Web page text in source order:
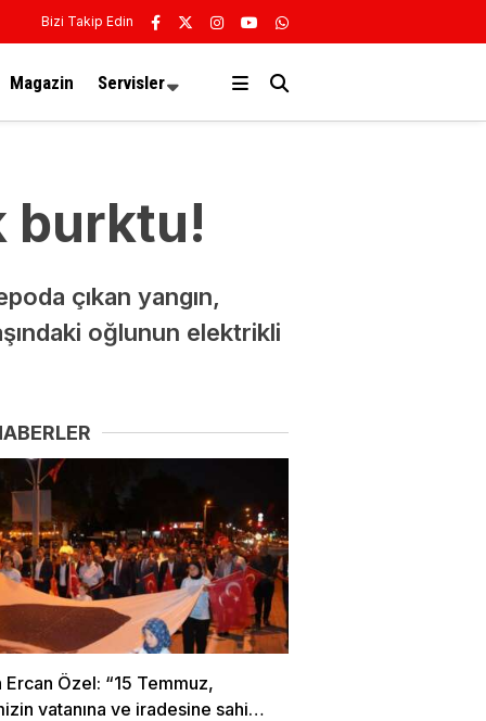
Bizi Takip Edin
Magazin Servisler
burktu!
çıkan yangın,
oğlunun elektrikli
Ercan Özel: “15 Temmuz,
vatanına ve iradesine sahip